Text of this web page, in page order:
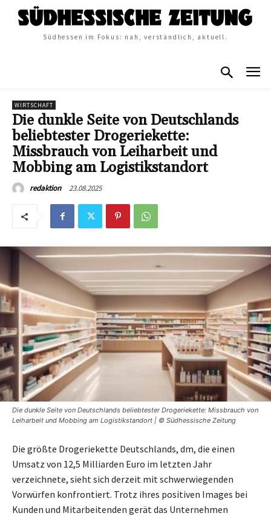
Südhessen im Fokus: nah, verständlich, aktuell.
WIRTSCHAFT
Die dunkle Seite von Deutschlands
beliebtester Drogeriekette:
Missbrauch von Leiharbeit und
Mobbing am Logistikstandort
redaktion 23.08.2025
Die dunkle Seite von Deutschlands beliebtester Drogeriekette: Missbrauch von
Leiharbeit und Mobbing am Logistikstandort | © Südhessische Zeitung
Die größte Drogeriekette Deutschlands, dm, die einen
Umsatz von 12,5 Milliarden Euro im letzten Jahr
verzeichnete, sieht sich derzeit mit schwerwiegenden
Vorwürfen konfrontiert. Trotz ihres positiven Images bei
Kunden und Mitarbeitenden gerät das Unternehmen